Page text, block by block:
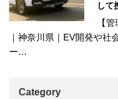
して
【
｜神奈川県｜EV開発や社
ー…
Category